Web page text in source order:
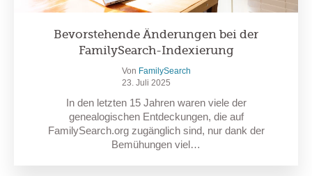
Bevorstehende Änderungen bei der
FamilySearch-Indexierung
Von FamilySearch
23. Juli 2025
In den letzten 15 Jahren waren viele der
genealogischen Entdeckungen, die auf
FamilySearch.org zugänglich sind, nur dank der
Bemühungen viel…